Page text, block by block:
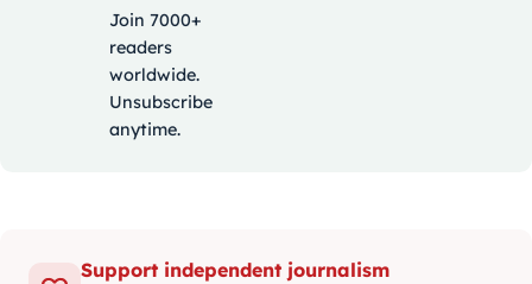
Join 7000+
readers
worldwide.
Unsubscribe
anytime.
Support independent journalism